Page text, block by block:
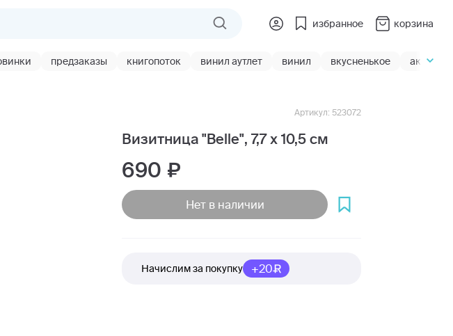
избранное корзина
предзаказы книгопоток винил аутлет винил вкусненькое акции
Визитница "Belle", 7,7 х 10,5 см
Артикул: 523072
690
Нет в наличии
Начислим за покупку +20